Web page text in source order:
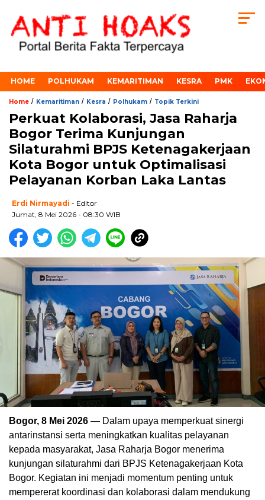
HOME POLHUKAM KEMARITIMAN KESRA PMK
Home / Kemaritiman / Kesra / Polhukam / Topik Terkini
Perkuat Kolaborasi, Jasa Raharja
Bogor Terima Kunjungan
Silaturahmi BPJS Ketenagakerjaan
Kota Bogor untuk Optimalisasi
Pelayanan Korban Laka Lantas
Erdi Nirmayadi - Editor
Jumat, 8 Mei 2026 - 08:30 WIB
Bogor, 8 Mei 2026 — Dalam upaya memperkuat sinergi
antarinstansi serta meningkatkan kualitas pelayanan
kepada masyarakat, Jasa Raharja Bogor menerima
kunjungan silaturahmi dari BPJS Ketenagakerjaan Kota
Bogor. Kegiatan ini menjadi momentum penting untuk
mempererat koordinasi dan kolaborasi dalam mendukung